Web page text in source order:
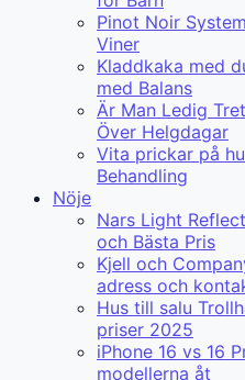
Pinot Noir
Viner
Kladdkaka med
med Balans
Är Man Ledig
Över Helgdagar
Vita prickar på
Behandling
Nöje
Nars Light
och Bästa Pris
Kjell och
adress och
Hus till salu
priser 2025
iPhone 16 vs 16
modellerna åt